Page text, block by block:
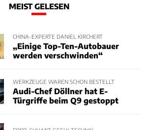
MEIST GELESEN
CHINA-EXPERTE DANIEL KIRCHERT
„Einige Top-Ten-Autobauer
werden verschwinden“
WERKZEUGE WAREN SCHON BESTELLT
Audi-Chef Döllner hat E-
Türgriffe beim Q9 gestoppt